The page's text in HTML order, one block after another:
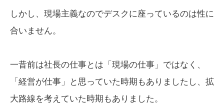
しかし、現場主義なのでデスクに座っているのは性に
合いません。
一昔前は社長の仕事とは「現場の仕事」ではなく、
「経営が仕事」と思っていた時期もありましたし、拡
大路線を考えていた時期もありました。